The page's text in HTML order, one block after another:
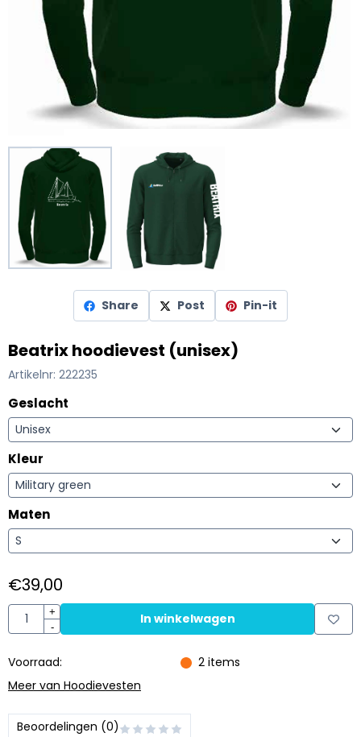
Share Post Pin-it
Beatrix hoodievest (unisex)
Artikelnr: 222235
Geslacht
Kleur
Maten
€39,00
Aantal
+
-
In winkelwagen
Voorraad: 2 items
Meer van Hoodievesten
Beoordelingen (0)